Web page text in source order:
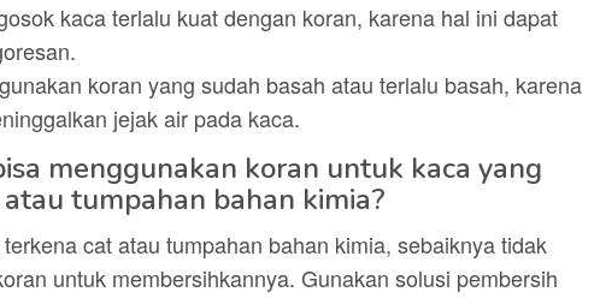
kaca terlalu kuat dengan koran, karena hal ini dapat
koran yang sudah basah atau terlalu basah, karena
jejak air pada kaca.
menggunakan koran untuk kaca yang
tumpahan bahan kimia?
cat atau tumpahan bahan kimia, sebaiknya tidak
untuk membersihkannya. Gunakan solusi pembersih